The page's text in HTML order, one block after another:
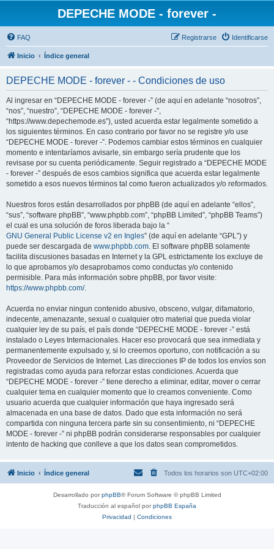
DEPECHE MODE - forever -
FAQ Identificarse
Registrarse
Inicio Índice general
DEPECHE MODE - forever - - Condiciones de uso
Al ingresar en “DEPECHE MODE - forever -” (de aquí en adelante “nosotros”,
“nos”, “nuestro”, “DEPECHE MODE - forever -”,
“https://www.depechemode.es”), usted acuerda estar legalmente sometido a
los siguientes términos. En caso contrario por favor no se registre y/o use
“DEPECHE MODE - forever -”. Podemos cambiar estos términos en cualquier
momento e intentaríamos avisarle, sin embargo sería prudente que los
revisase por su cuenta periódicamente. Seguir registrado a “DEPECHE MODE
- forever -” después de esos cambios significa que acuerda estar legalmente
sometido a esos nuevos términos tal como fueron actualizados y/o reformados.
Nuestros foros están desarrollados por phpBB (de aquí en adelante “ellos”,
“sus”, “software phpBB”, “www.phpbb.com”, “phpBB Limited”, “phpBB Teams”)
el cual es una solución de foros liberada bajo la “
GNU General Public License v2 en Ingles” (de aquí en adelante “GPL”) y
puede ser descargada de www.phpbb.com. El software phpBB solamente
facilita discusiones basadas en Internet y la GPL estrictamente los excluye de
lo que aprobamos y/o desaprobamos como conductas y/o contenido
permisible. Para más información sobre phpBB, por favor visite:
https://www.phpbb.com/.
Acuerda no enviar ningun contenido abusivo, obsceno, vulgar, difamatorio,
indecente, amenazante, sexual o cualquier otro material que pueda violar
cualquier ley de su país, el país donde “DEPECHE MODE - forever -” está
instalado o Leyes Internacionales. Hacer eso provocará que sea inmediata y
permanentemente expulsado y, si lo creemos oportuno, con notificación a su
Proveedor de Servicios de Internet. Las direcciones IP de todos los envíos son
registradas como ayuda para reforzar estas condiciones. Acuerda que
“DEPECHE MODE - forever -” tiene derecho a eliminar, editar, mover o cerrar
cualquier tema en cualquier momento que lo creamos conveniente. Como
usuario acuerda que cualquier información que haya ingresado será
almacenada en una base de datos. Dado que esta información no será
compartida con ninguna tercera parte sin su consentimiento, ni “DEPECHE
MODE - forever -” ni phpBB podrán considerarse responsables por cualquier
intento de hacking que conlleve a que los datos sean comprometidos.
Inicio Índice general Todos los horarios son UTC+02:00
Desarrollado porphpBB® Forum Software © phpBB Limited
Traducción al español porphpBB España
Privacidad | Condiciones